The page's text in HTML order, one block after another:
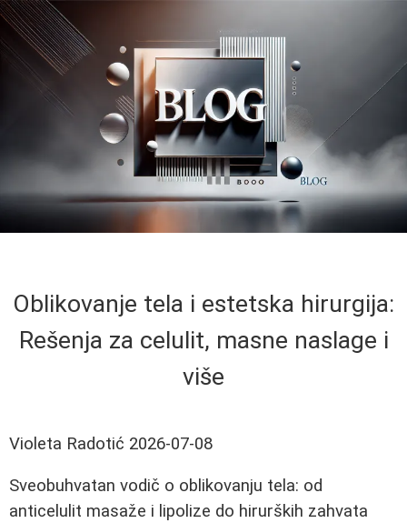
Oblikovanje tela i estetska hirurgija:
Rešenja za celulit, masne naslage i
više
Violeta Radotić 2026-07-08
Sveobuhvatan vodič o oblikovanju tela: od
anticelulit masaže i lipolize do hirurških zahvata